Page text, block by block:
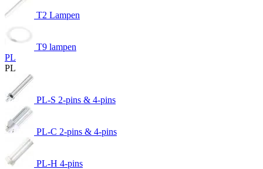
T2 Lampen
T9 lampen
PL
PL
PL-S 2-pins & 4-pins
PL-C 2-pins & 4-pins
PL-H 4-pins